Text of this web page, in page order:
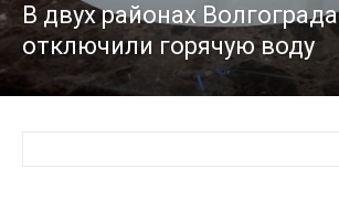
В двух районах Волгограда
отключили горячую воду